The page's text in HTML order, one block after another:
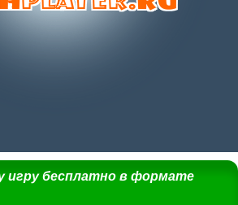
игру бесплатно в формате